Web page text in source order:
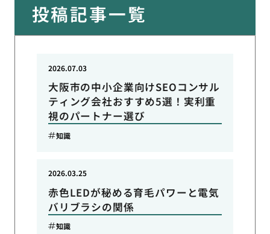
投稿記事一覧
大阪市の中小企業向けSEOコンサル
ティング会社おすすめ5選！実利重
視のパートナー選び
2026.07.03
知識
赤色LEDが秘める育毛パワーと電気
バリブラシの関係
2026.03.25
知識